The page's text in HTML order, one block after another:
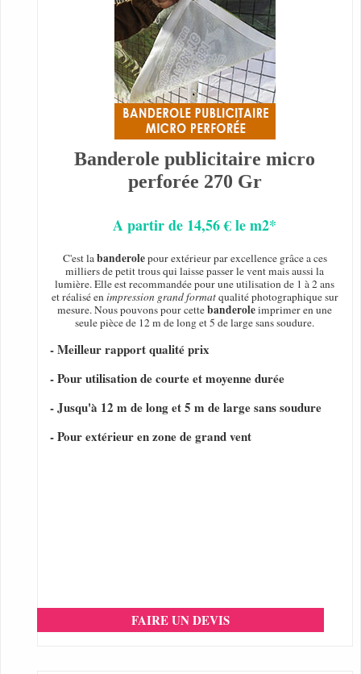
Banderole publicitaire micro
perforée 270 Gr
A partir de 14,56 € le m2*
C'est labanderolepour extérieur par excellence grâce a ces
milliers de petit trous qui laisse passer le vent mais aussi la
lumière. Elle est recommandée pour une utilisation de 1 à 2 ans
et réalisé enimpression grand formatqualité photographique sur
mesure. Nous pouvons pour cettebanderoleimprimer en une
seule pièce de 12 m de long et 5 de large sans soudure.
- Meilleur rapport qualité prix
- Pour utilisation de courte et moyenne durée
- Jusqu'à 12 m de long et 5 m de large sans soudure
- Pour extérieur en zone de grand vent
FAIRE UN DEVIS